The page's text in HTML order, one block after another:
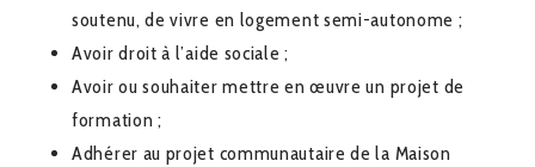
soutenu, de vivre en logement semi-autonome ;
Avoir droit à l’aide sociale ;
Avoir ou souhaiter mettre en œuvre un projet de
formation ;
Adhérer au projet communautaire de la Maison